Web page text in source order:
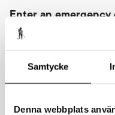
Samtycke
Denna webbplats
Enter an
start your race.
Before your race,
to you. Previously
hand on a sticker
Vasastafetten,